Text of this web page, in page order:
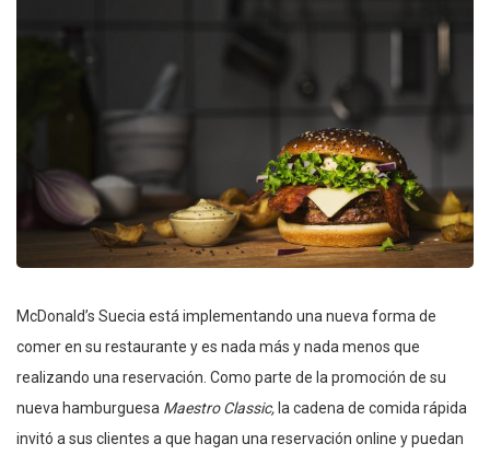
McDonald’s Suecia está implementando una nueva forma de
comer en su restaurante y es nada más y nada menos que
realizando una reservación. Como parte de la promoción de su
nueva hamburguesa Maestro Classic, la cadena de comida rápida
invitó a sus clientes a que hagan una reservación online y puedan